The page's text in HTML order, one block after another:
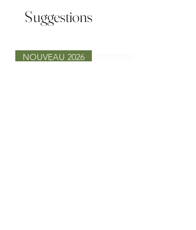
Assise : Velours Vert
Dimensions :
Hauteur d’assise : 75 cm
Largeur : 45 cm
Suggestions
NOUVEAU 2026